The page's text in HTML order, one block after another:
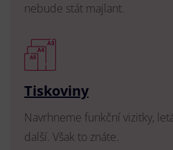
nebude stát majlant.
Tiskoviny
Navrhneme funkční vizitky,
další. Však to znáte.